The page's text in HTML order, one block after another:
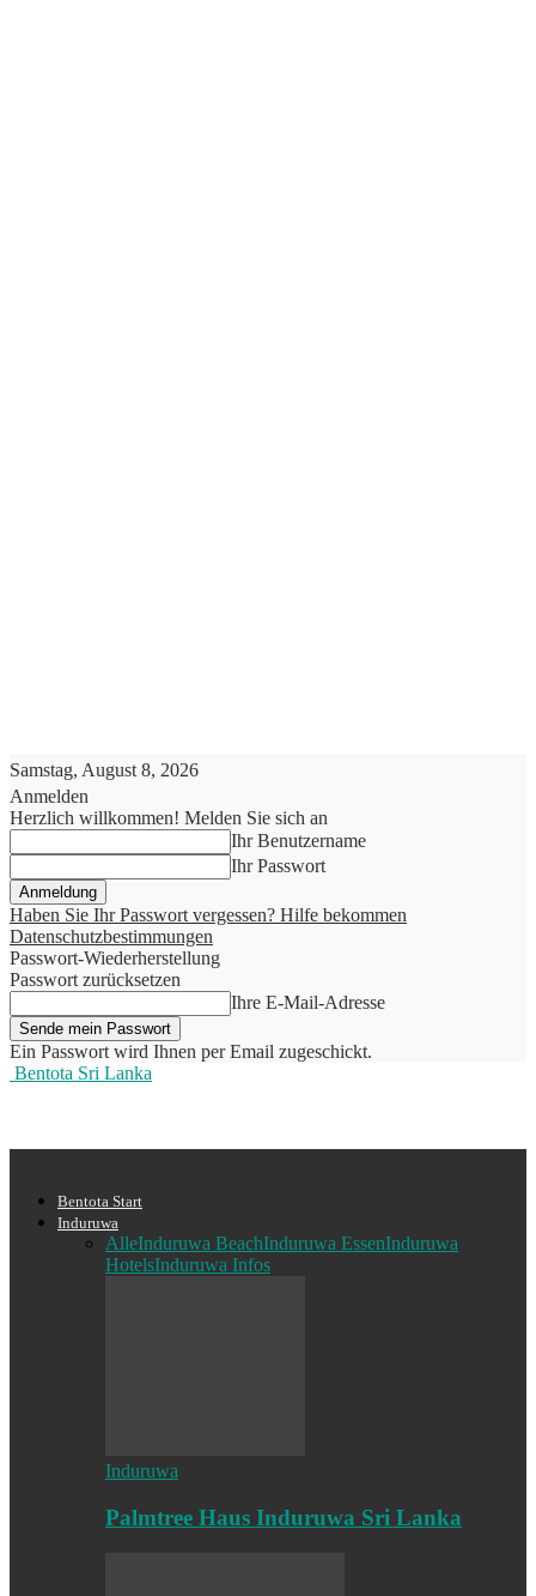
Samstag, August 8, 2026
Anmelden
Herzlich willkommen! Melden Sie sich an
Ihr Benutzername
Ihr Passwort
Haben Sie Ihr Passwort vergessen? Hilfe bekommen
Datenschutzbestimmungen
Passwort-Wiederherstellung
Passwort zurücksetzen
Ihre E-Mail-Adresse
Ein Passwort wird Ihnen per Email zugeschickt.
Bentota Sri Lanka
Bentota Start
Induruwa
AlleInduruwa BeachInduruwa EssenInduruwa
HotelsInduruwa Infos
Induruwa
Palmtree Haus Induruwa Sri Lanka